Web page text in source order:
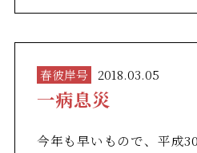
春彼岸号 2018.03.05
一病息災
今年も早いもので、平成